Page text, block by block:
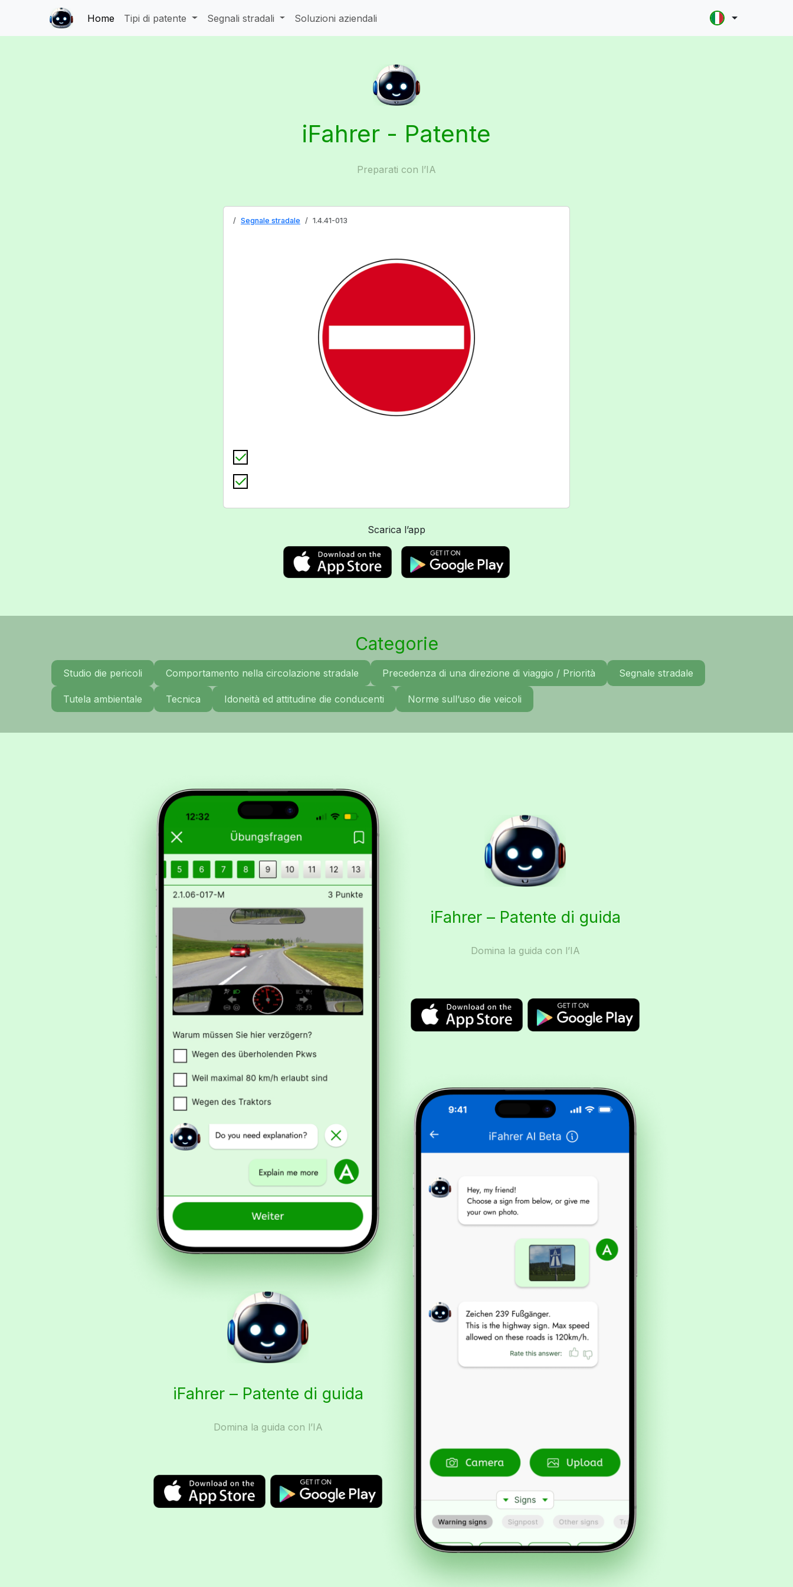
Home Tipi di patente Segnali stradali Soluzioni aziendali
iFahrer - Patente
Preparati con l’IA
Segnale stradale 1.4.41-013
Scarica l’app
Categorie
Studio die pericoli Comportamento nella circolazione stradale Precedenza di una direzione di viaggio / Priorità Segnale stradale
Tutela ambientale Tecnica Idoneità ed attitudine die conducenti Norme sull’uso die veicoli
iFahrer – Patente di guida
Domina la guida con l’IA
iFahrer – Patente di guida
Domina la guida con l’IA